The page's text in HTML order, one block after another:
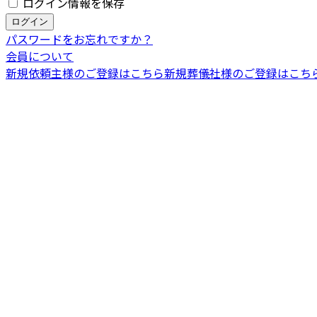
パスワードをお忘れですか？
会員について
新規依頼主様のご登録はこちら新規葬儀社様のご登録はこち